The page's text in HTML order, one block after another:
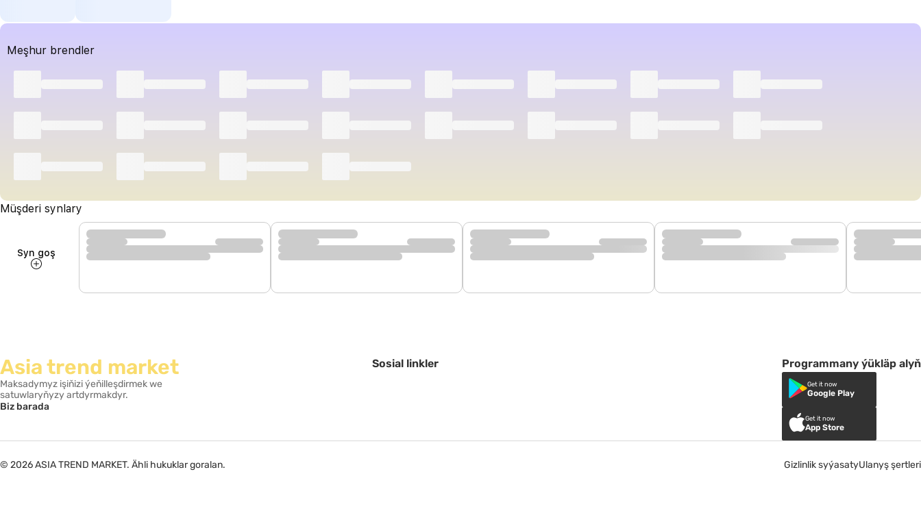
Meşhur brendler
Müşderi synlary
Syn goş
Asia trend market
Maksadymyz işiňizi ýeňilleşdirmek we
satuwlaryňyzy artdyrmakdyr.
Biz barada
Sosial linkler Programmany ýükläp alyň
Get it now
Google Play
Get it now
App Store
© 2026 ASIA TREND MARKET. Ähli hukuklar goralan. Gizlinlik syýasatyUlanyş şertleri